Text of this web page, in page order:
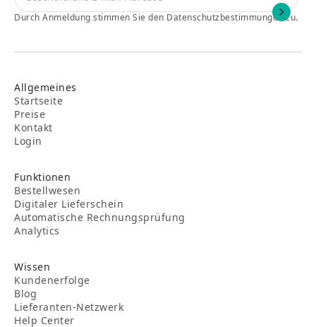
Durch Anmeldung stimmen Sie den Datenschutzbestimmungen zu.
Allgemeines
Startseite
Preise
Kontakt
Login
Funktionen
Bestellwesen
Digitaler Lieferschein
Automatische Rechnungsprüfung
Analytics
Wissen
Kundenerfolge
Blog
Lieferanten-Netzwerk
Help Center